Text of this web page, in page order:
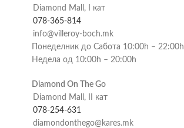
Diamond Mall, I кат
078-365-814
info@villeroy-boch.mk
Понеделник до Сабота 10:00h – 22:00h
Недела од 10:00h – 20:00h
Diamond On The Go
Diamond Mall, II кат
078-254-631
diamondonthego@kares.mk